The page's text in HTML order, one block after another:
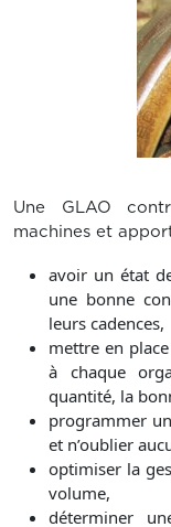
Une GLAO
machines et
avoir un état
une bonne
leurs cadences,
mettre en
à chaque
quantité, la
programmer
et n’oublier
optimiser la
volume,
déterminer